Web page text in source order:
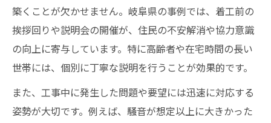
築くことが欠かせません。岐阜県の事例では、着工前の
挨拶回りや説明会の開催が、住民の不安解消や協力意識
の向上に寄与しています。特に高齢者や在宅時間の長い
世帯には、個別に丁寧な説明を行うことが効果的です。
また、工事中に発生した問題や要望には迅速に対応する
姿勢が大切です。例えば、騒音が想定以上に大きかった